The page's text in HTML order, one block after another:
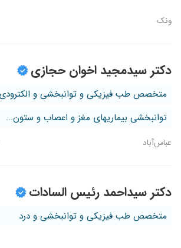
ونک
دکتر سیدمجید اخوان حجازی
متخصص طب فیزیکی و توانبخشی و
توانبخشی بیماریهای مغز و اعصاب و ستون...
عباس‌آباد
دکتر سیداحمد رئیس السادات
متخصص طب فیزیکی و توانبخشی و درد